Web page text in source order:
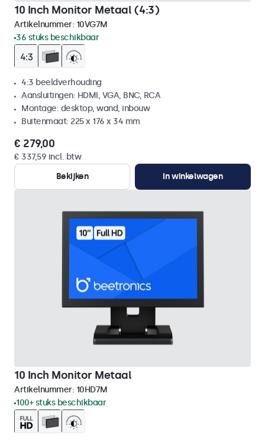
10 Inch Monitor Metaal (4:3)
Artikelnummer: 10VG7M
36 stuks beschikbaar
4:3 beeldverhouding
Aansluitingen: HDMI, VGA, BNC, RCA
Montage: desktop, wand, inbouw
Buitenmaat: 225 x 176 x 34 mm
€ 279,00
€ 337,59 incl. btw
Bekijken
In winkelwagen
10 Inch Monitor Metaal
Artikelnummer: 10HD7M
100+ stuks beschikbaar